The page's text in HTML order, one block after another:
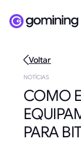
Voltar
NOTÍCIAS
COMO
PARA